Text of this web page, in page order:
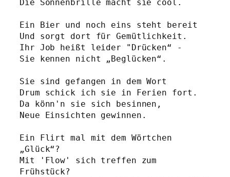
Die Sonnenbrille macht sie cool.
Ein Bier und noch eins steht bereit
Und sorgt dort für Gemütlichkeit.
Ihr Job heißt leider "Drücken“ -
Sie kennen nicht „Beglücken“.
Sie sind gefangen in dem Wort
Drum schick ich sie in Ferien fort.
Da könn'n sie sich besinnen,
Neue Einsichten gewinnen.
Ein Flirt mal mit dem Wörtchen
„Glück“?
Mit 'Flow' sich treffen zum
Frühstück?